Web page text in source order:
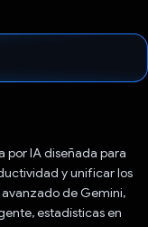
por IA diseñada para
y unificar los
avanzado de Gemini,
estadísticas en